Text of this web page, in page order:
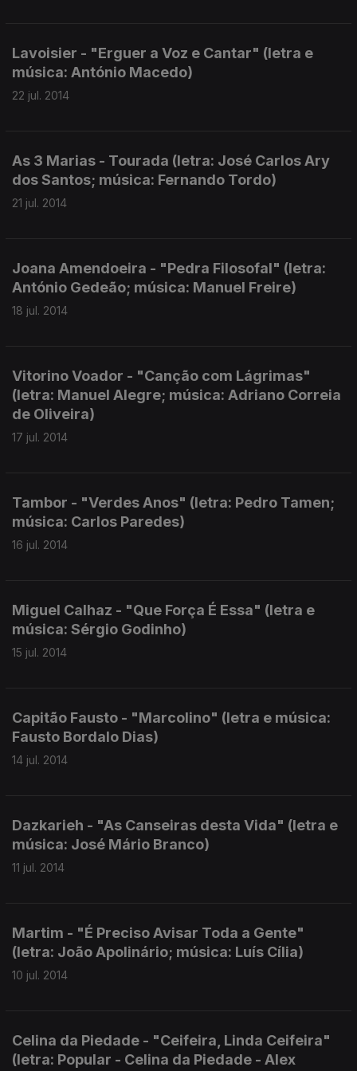
Lavoisier - "Erguer a Voz e Cantar" (letra e
música: António Macedo)
22 jul. 2014
As 3 Marias - Tourada (letra: José Carlos Ary
dos Santos; música: Fernando Tordo)
21 jul. 2014
Joana Amendoeira - "Pedra Filosofal" (letra:
António Gedeão; música: Manuel Freire)
18 jul. 2014
Vitorino Voador - "Canção com Lágrimas"
(letra: Manuel Alegre; música: Adriano Correia
de Oliveira)
17 jul. 2014
Tambor - "Verdes Anos" (letra: Pedro Tamen;
música: Carlos Paredes)
16 jul. 2014
Miguel Calhaz - "Que Força É Essa" (letra e
música: Sérgio Godinho)
15 jul. 2014
Capitão Fausto - "Marcolino" (letra e música:
Fausto Bordalo Dias)
14 jul. 2014
Dazkarieh - "As Canseiras desta Vida" (letra e
música: José Mário Branco)
11 jul. 2014
Martim - "É Preciso Avisar Toda a Gente"
(letra: João Apolinário; música: Luís Cília)
10 jul. 2014
Celina da Piedade - "Ceifeira, Linda Ceifeira"
(letra: Popular - Celina da Piedade - Alex